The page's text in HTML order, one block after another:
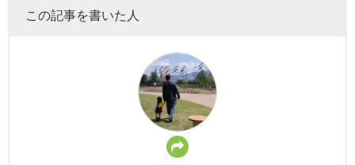
この記事を書いた人